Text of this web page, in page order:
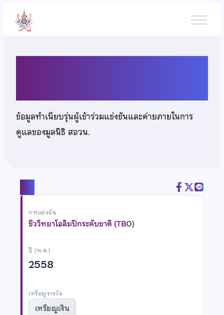
เนื้อหา
ข้อมูลทำเนียบรุ่นผู้เข้าร่วมแข่งขันและค่ายภายในการ
ดูแลของมูลนิธิ สอวน.
การแข่งขัน
ชีววิทยาโอลิมปิกระดับชาติ (TBO)
ปี (พ.ศ.)
2558
เหรียญรางวัล
เหรียญเงิน